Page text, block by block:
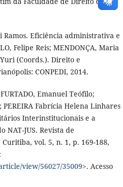
Ramos. Eficiência administrativa e
Felipe Reis; MENDONÇA, Maria
(Coords.). Direito e
CONPEDI, 2014.
Emanuel Teófilo;
PEREIRA Fabrícia Helena Linhares
Interinstitucionais e a
NAT-JUS. Revista de
vol. 5, n. 1, p. 169-188,
view/56027/35009>. Acesso